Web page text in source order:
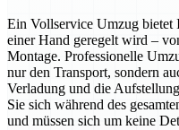
Ein Vollservice Umzug bietet
einer Hand geregelt wird –
Montage. Professionelle
nur den Transport, sondern
Verladung und die
Sie sich während des
und müssen sich um keine